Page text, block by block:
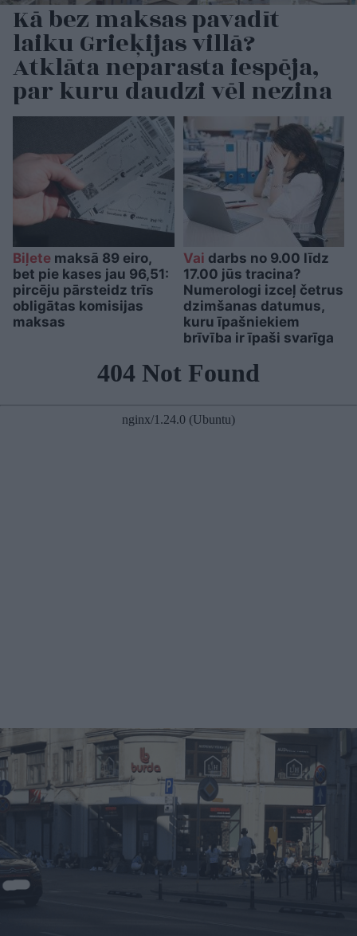
Kā bez maksas pavadīt
laiku Grieķijas villā?
Atklāta neparasta iespēja,
par kuru daudzi vēl nezina
Biļete maksā 89 eiro,
bet pie kases jau 96,51:
pircēju pārsteidz trīs
obligātas komisijas
maksas
Vai darbs no 9.00 līdz
17.00 jūs tracina?
Numerologi izceļ četrus
dzimšanas datumus,
kuru īpašniekiem
brīvība ir īpaši svarīga